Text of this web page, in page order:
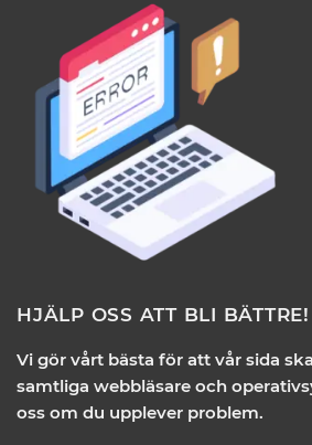
HJÄLP OSS ATT BLI BÄTTRE!
Vi gör vårt bästa för att vår sida
samtliga webbläsare och
oss om du upplever problem.